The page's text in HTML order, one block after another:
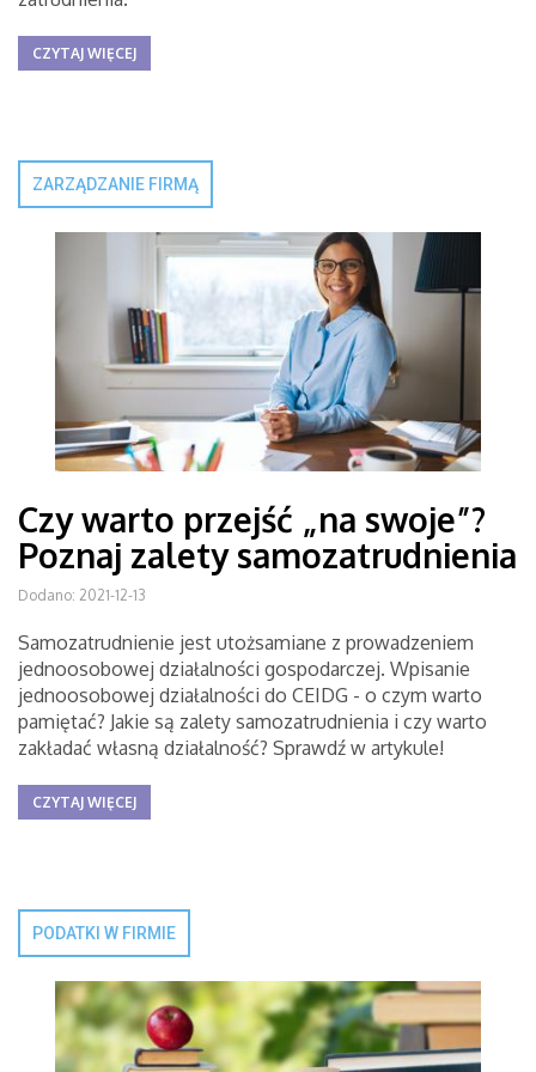
CZYTAJ WIĘCEJ
ZARZĄDZANIE FIRMĄ
Czy warto przejść „na swoje”?
Poznaj zalety samozatrudnienia
Dodano: 2021-12-13
Samozatrudnienie jest utożsamiane z prowadzeniem
jednoosobowej działalności gospodarczej. Wpisanie
jednoosobowej działalności do CEIDG - o czym warto
pamiętać? Jakie są zalety samozatrudnienia i czy warto
zakładać własną działalność? Sprawdź w artykule!
CZYTAJ WIĘCEJ
PODATKI W FIRMIE